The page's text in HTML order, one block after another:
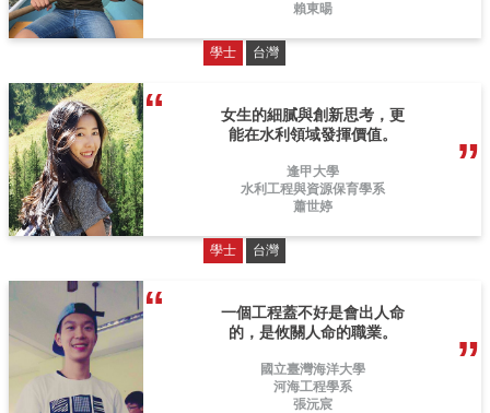
賴東暘
學士 台灣
女生的細膩與創新思考，更
能在水利領域發揮價值。
逢甲大學
水利工程與資源保育學系
蕭世婷
學士 台灣
一個工程蓋不好是會出人命
的，是攸關人命的職業。
國立臺灣海洋大學
河海工程學系
張沅宸